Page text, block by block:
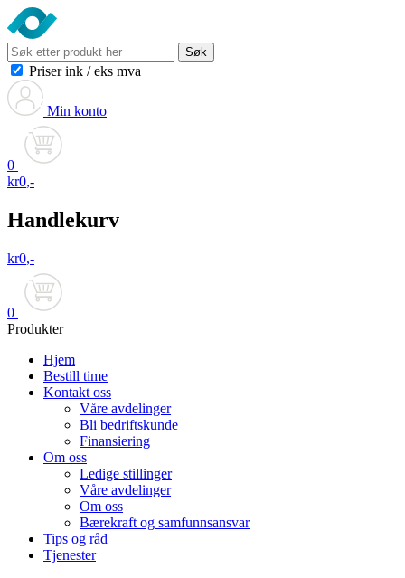
Søk
Priser ink / eks mva
Min konto
0
kr0,-
Handlekurv
kr0,-
0
Produkter
Hjem
Bestill time
Kontakt oss
Våre avdelinger
Bli bedriftskunde
Finansiering
Om oss
Ledige stillinger
Våre avdelinger
Om oss
Bærekraft og samfunnsansvar
Tips og råd
Tjenester